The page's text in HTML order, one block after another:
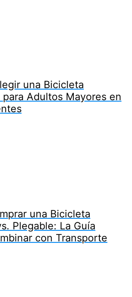
una Bicicleta
Adultos Mayores en
una Bicicleta
Plegable: La Guía
con Transporte